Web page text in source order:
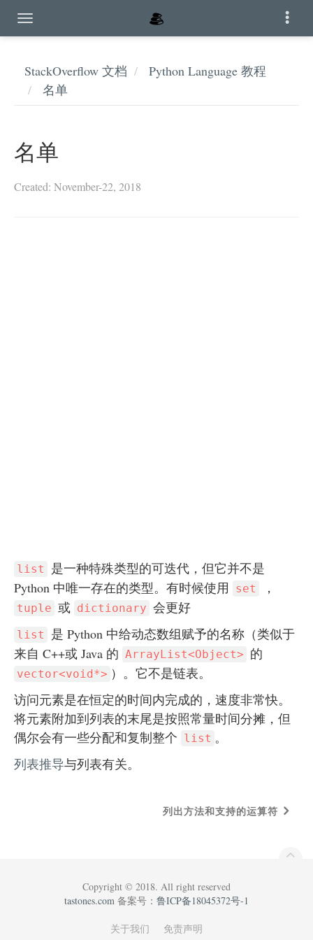
StackOverflow 文档
Python Language 教程
名单
名单
Created: November-22, 2018
list
是一种特殊类型的可迭代，但它并不是
Python 中唯一存在的类型。有时候使用
set ，
tuple 或 dictionary 会更好
list
是 Python 中给动态数组赋予的名称（类似于
来自 C++或 Java 的 ArrayList<Object> 的
vector<void*> ）。它不是链表。
访问元素是在恒定的时间内完成的，速度非常快。
将元素附加到列表的末尾是按照常量时间分摊，但
偶尔会有一些分配和复制整个 list 。
列表推导与列表有关。
列出方法和支持的运算符
Copyright © 2018. All right reserved
tastones.com 备案号： 鲁ICP备18045372号-1
关于我们 免责声明